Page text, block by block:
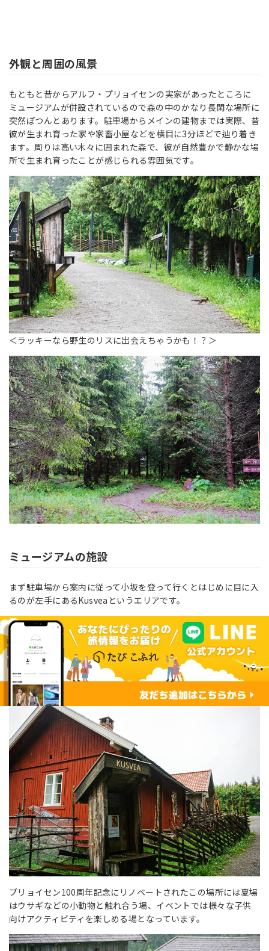
外観と周囲の風景
もともと昔からアルフ・プリョイセンの実家があったところに
ミュージアムが併設されているので森の中のかなり長閑な場所に
突然ぽつんとあります。駐車場からメインの建物までは実際、昔
彼が生まれ育った家や家畜小屋などを横目に3分ほどで辿り着き
ます。周りは高い木々に囲まれた森で、彼が自然豊かで静かな場
所で生まれ育ったことが感じられる雰囲気です。
＜ラッキーなら野生のリスに出会えちゃうかも！？＞
ミュージアムの施設
まず駐車場から案内に従って小坂を登って行くとはじめに目に入
るのが左手にあるKusveaというエリアです。
プリョイセン100周年記念にリノベートされたこの場所には夏場
はウサギなどの小動物と触れ合う場、イベントでは様々な子供
向けアクティビティを楽しめる場となっています。